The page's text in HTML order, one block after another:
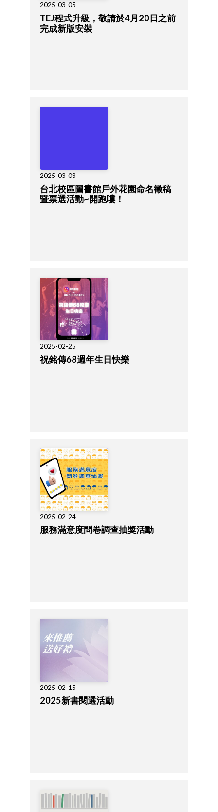
2025-03-05
TEJ程式升級，敬請於4月20日之前
完成新版安裝
2025-03-03
台北校區圖書館戶外花園命名徵稿
暨票選活動~開跑嘍！
2025-02-25
祝銘傳68週年生日快樂
2025-02-24
服務滿意度問卷調查抽獎活動
2025-02-15
2025新書閱選活動